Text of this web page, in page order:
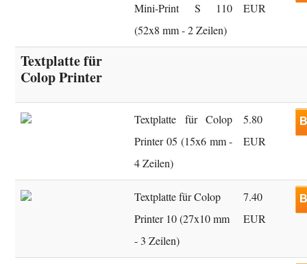
Mini-Print S 110
(52x8 mm - 2 Zeilen)
EUR
Textplatte für
Colop Printer
Textplatte für Colop
Printer 05 (15x6 mm -
4 Zeilen)
5.80
EUR
Textplatte für Colop
Printer 10 (27x10 mm
- 3 Zeilen)
7.40
EUR